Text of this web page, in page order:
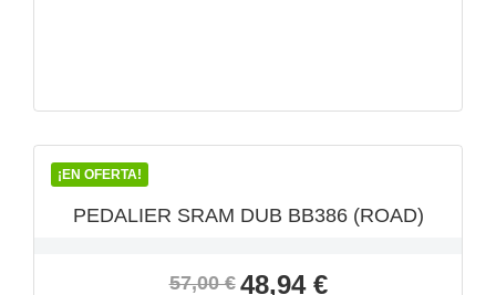
¡EN OFERTA!
VISTA RÁPIDA
PEDALIER SRAM DUB BB386 (ROAD)
Precio
57,00 € Precio
48,94 €